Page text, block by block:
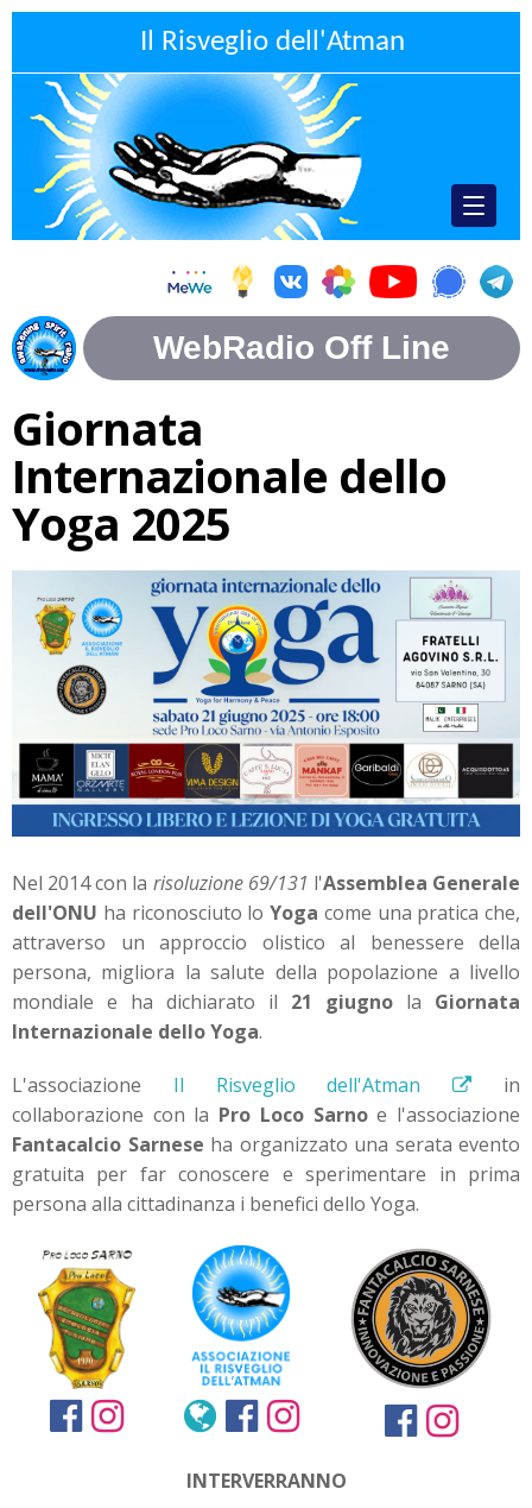
Il Risveglio dell'Atman
Giornata
Internazionale dello
Yoga 2025
Nel 2014 con la risoluzione 69/131 l'Assemblea Generale
dell'ONU ha riconosciuto lo Yoga come una pratica che,
attraverso un approccio olistico al benessere della
persona, migliora la salute della popolazione a livello
mondiale e ha dichiarato il 21 giugno la Giornata
Internazionale dello Yoga.
L'associazione Il Risveglio dell'Atman
in
collaborazione con la Pro Loco Sarnoe l'associazione
Fantacalcio Sarnese ha organizzato una serata evento
gratuita per far conoscere e sperimentare in prima
persona alla cittadinanza i benefici dello Yoga.
INTERVERRANNO